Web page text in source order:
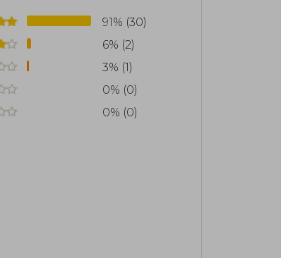
audiolibro y ebook, algunos
91% (30)
6% (2)
3% (1)
0% (0)
0% (0)